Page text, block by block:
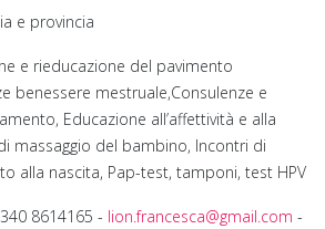
e provincia
e rieducazione del pavimento
benessere mestruale,Consulenze e
Educazione all’affettività e alla
massaggio del bambino, Incontri di
alla nascita, Pap-test, tamponi, test HPV
8614165 - lion.francesca@gmail.com -